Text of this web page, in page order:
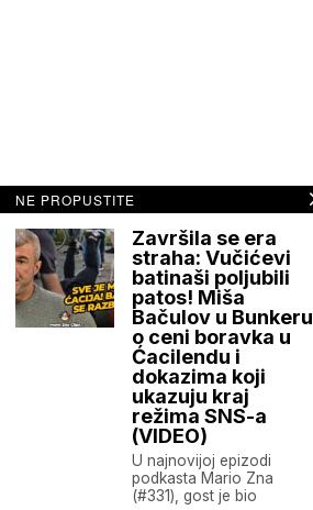
Mario zna Youtube
NE PROPUSTITE
Završila se era
straha: Vučićevi
batinaši poljubili
patos! Miša
Bačulov u Bunkeru
o ceni boravka u
Ćacilendu i
dokazima koji
ukazuju kraj
režima SNS-a
(VIDEO)
U najnovijoj epizodi
podkasta Mario Zna
(#331), gost je bio